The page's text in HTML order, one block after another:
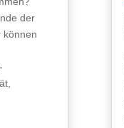
der
können